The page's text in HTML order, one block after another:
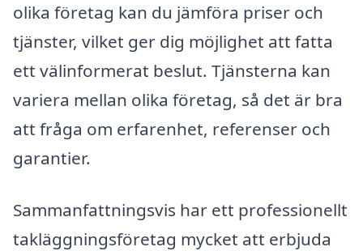
olika företag kan du jämföra priser och
tjänster, vilket ger dig möjlighet att fatta
ett välinformerat beslut. Tjänsterna kan
variera mellan olika företag, så det är bra
att fråga om erfarenhet, referenser och
garantier.
Sammanfattningsvis har ett professionellt
takläggningsföretag mycket att erbjuda